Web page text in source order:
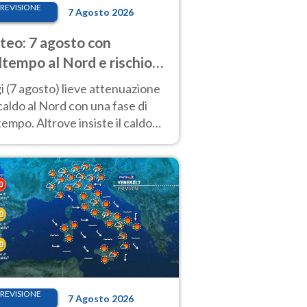
7 Agosto 2026
7 agosto con
al Nord e rischio
Altrove caldo
(7 agosto) lieve attenuazione
al Nord con una fase di
Altrove insiste il caldo
7 Agosto 2026